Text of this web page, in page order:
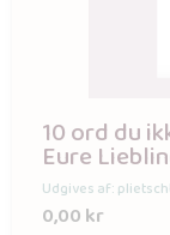
10 ord du
Eure
Udgives af:
0,00kr